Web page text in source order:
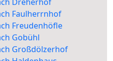
Faulherrnhof
Freudenhöfle
Gobühl
Großdölzerhof